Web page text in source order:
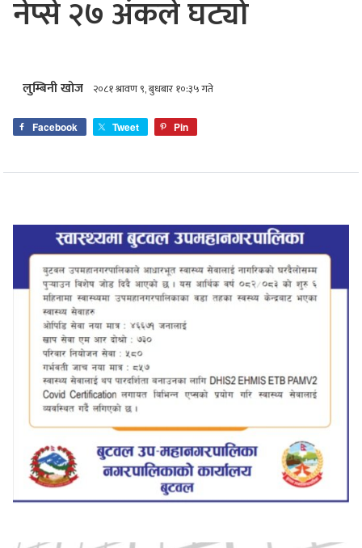
नेप्से २७ अंकले घट्यो
लुम्बिनी खोज २०८१ श्रावण ९, बुधबार १०:३५ गते
Facebook Tweet Pin